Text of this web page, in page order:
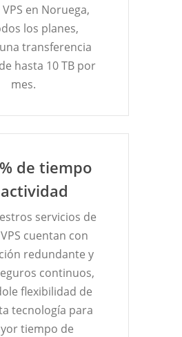
en Noruega,
los planes,
transferencia
hasta 10 TB por
mes.
de tiempo
servicios de
cuentan con
redundante y
continuos,
flexibilidad de
tecnología para
tiempo de